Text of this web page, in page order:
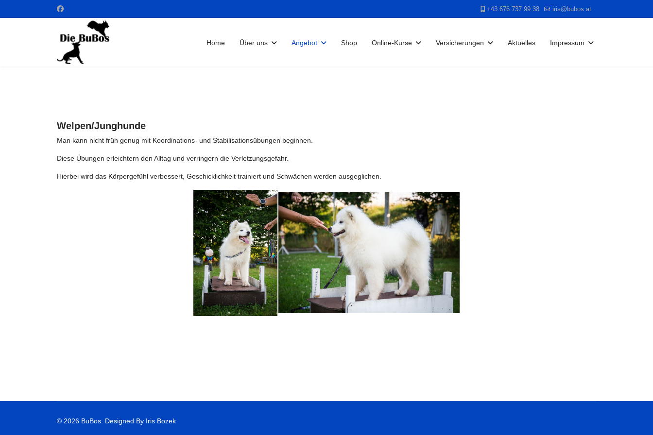
+43 676 737 99 38 iris@bubos.at
Home Über uns Angebot Shop Online-Kurse Versicherungen Aktuelles Impressum
Welpen/Junghunde
Man kann nicht früh genug mit Koordinations- und Stabilisationsübungen beginnen.
Diese Übungen erleichtern den Alltag und verringern die Verletzungsgefahr.
Hierbei wird das Körpergefühl verbessert, Geschicklichkeit trainiert und Schwächen werden ausgeglichen.
© 2026 BuBos. Designed By Iris Bozek